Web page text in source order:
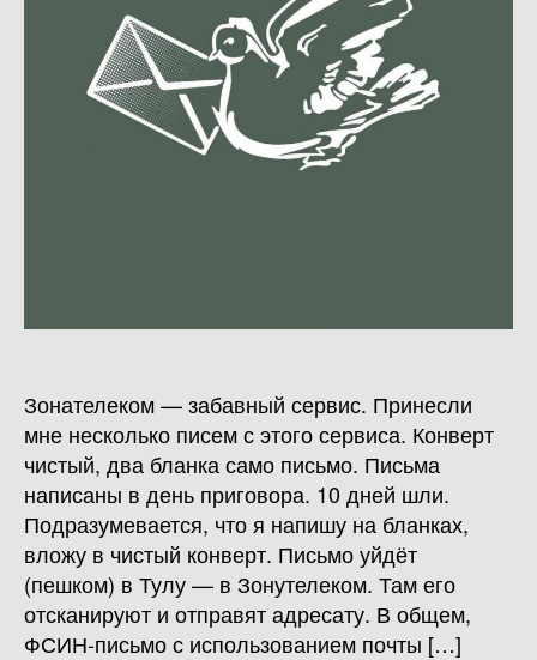
Зонателеком — забавный сервис. Принесли
мне несколько писем с этого сервиса. Конверт
чистый, два бланка само письмо. Письма
написаны в день приговора. 10 дней шли.
Подразумевается, что я напишу на бланках,
вложу в чистый конверт. Письмо уйдёт
(пешком) в Тулу — в Зонутелеком. Там его
отсканируют и отправят адресату. В общем,
ФСИН-письмо с использованием почты […]